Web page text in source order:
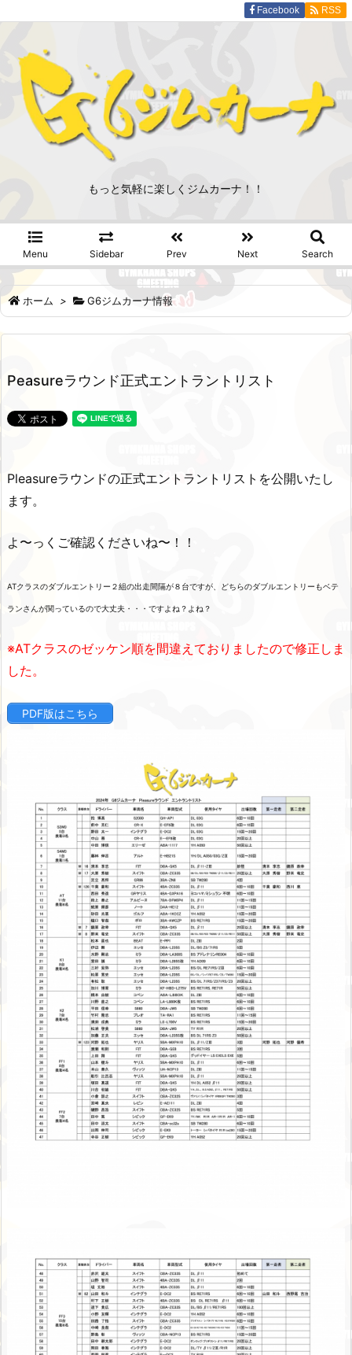
もっと気軽に楽しくジムカーナ！！
Menu Sidebar Prev Next Search
Facebook RSS
ホーム > G6ジムカーナ情報
Peasureラウンド正式エントラントリスト
Pleasureラウンドの正式エントラントリストを公開いたし
ます。
よ〜っくご確認くださいね〜！！
ATクラスのダブルエントリー２組の出走間隔が８台ですが、どちらのダブルエントリーもベテ
ランさんが関っているので大丈夫・・・ですよね？よね？
※ATクラスのゼッケン順を間違えておりましたので修正しま
した。
PDF版はこちら